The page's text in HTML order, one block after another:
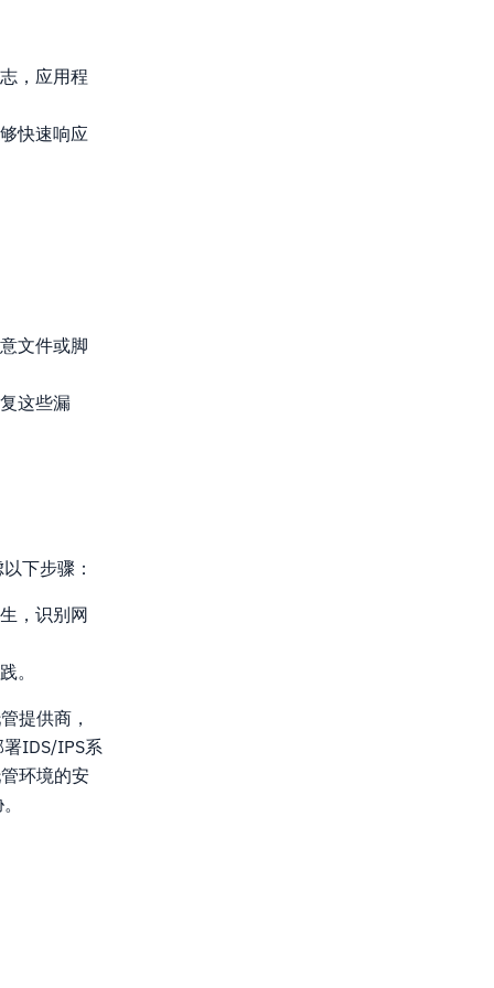
，应用程
快速响应
文件或脚
这些漏
下步骤：
，识别网
。
提供商，
IDS/IPS系
环境的安